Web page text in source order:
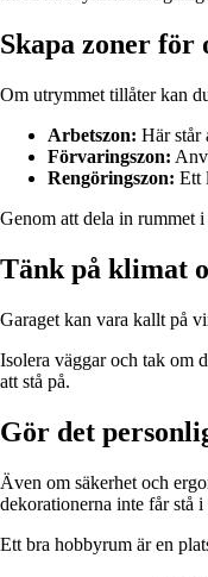
Skapa zoner
Om utrymmet tillåter kan
Arbetszon: Här står
Förvaringszon:
Rengöringszon: Ett
Genom att dela in rummet
Tänk på klimat
Garaget kan vara kallt på
Isolera väggar och tak om
att stå på.
Gör det
Även om säkerhet och
dekorationerna inte får stå
Ett bra hobbyrum är en